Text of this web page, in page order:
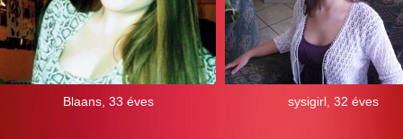
Blaans, 33 éves sysigirl, 32 éves